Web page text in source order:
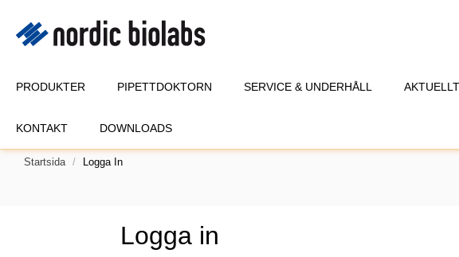
PRODUKTER PIPETTDOKTORN SERVICE & UNDERHÅLL
KONTAKT DOWNLOADS
Startsida Logga In
Logga in